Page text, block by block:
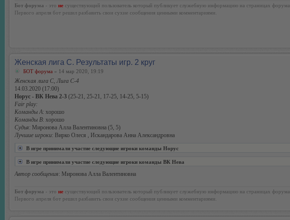
Бот форума - это не существующий пользователь который публикует служебную информацию на страницах форума.
Первого апреля бот решил разбавить свои сухие сообщения ценными комментариями.
Женская лига С. Результаты игр. 2 круг
БОТ форума » 14 мар 2020, 19:19
Женская лига С, Лига С-4
14.03.2020 (17:00)
Норус - ВК Нева 2-3 (25-21, 25-21, 17-25, 14-25, 5-15)
Fair play:
Команды А: хорошо
Команды В: хорошо
Судья: Миронова Алла Валентиновна (5, 5)
Лучшие игроки: Вирко Олеся , Искандарова Анна Александровна
В игре принимали участие следующие игроки команды Норус
В игре принимали участие следующие игроки команды ВК Нева
Автор сообщения: Миронова Алла Валентиновна
Бот форума - это не существующий пользователь который публикует служебную информацию на страницах форума.
Первого апреля бот решил разбавить свои сухие сообщения ценными комментариями.